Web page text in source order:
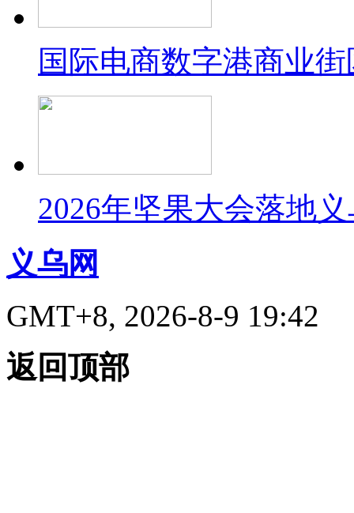
国际电商数字港商业
2026年坚果大会落地
义乌网
GMT+8, 2026-8-9 19:42
返回顶部